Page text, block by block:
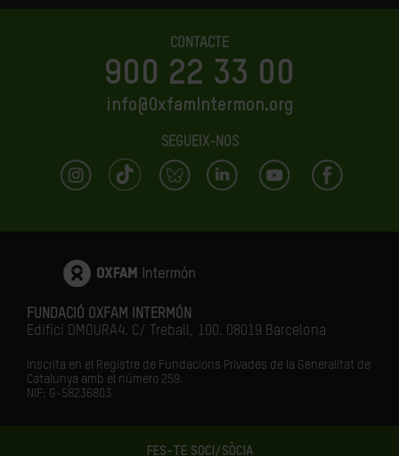
FES-TE SOCI/SÒCIA
CONTACTE
900 22 33 00
info@OxfamIntermon.org
SEGUEIX-NOS
FUNDACIÓ OXFAM INTERMÓN
Edifici DMOURA4. C/ Treball, 100. 08019 Barcelona
Inscrita en el Registre de Fundacions Privades de la Generalitat de
Catalunya amb el número 259.
NIF: G-58236803